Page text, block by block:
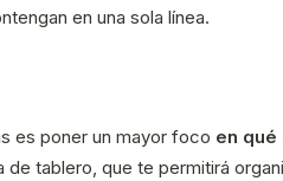
en una sola línea.
es poner un mayor foco en
de tablero, que te permitirá